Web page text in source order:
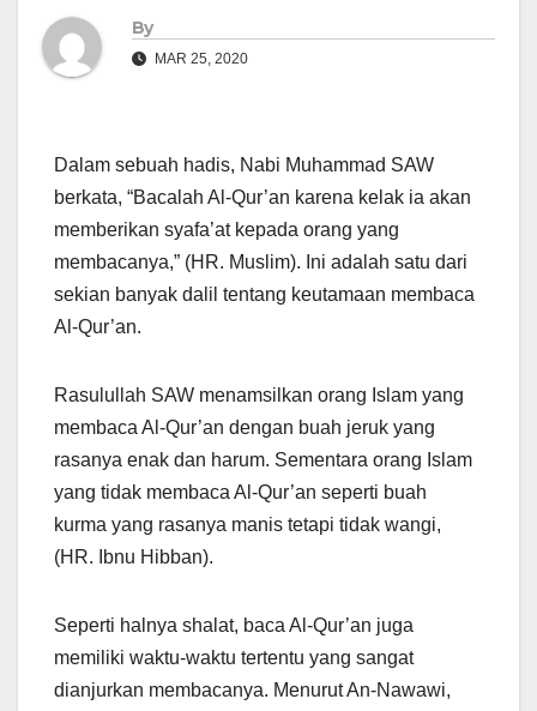
By
MAR 25, 2020
Dalam sebuah hadis, Nabi Muhammad SAW
berkata, “Bacalah Al-Qur’an karena kelak ia akan
memberikan syafa’at kepada orang yang
membacanya,” (HR. Muslim). Ini adalah satu dari
sekian banyak dalil tentang keutamaan membaca
Al-Qur’an.
Rasulullah SAW menamsilkan orang Islam yang
membaca Al-Qur’an dengan buah jeruk yang
rasanya enak dan harum. Sementara orang Islam
yang tidak membaca Al-Qur’an seperti buah
kurma yang rasanya manis tetapi tidak wangi,
(HR. Ibnu Hibban).
Seperti halnya shalat, baca Al-Qur’an juga
memiliki waktu-waktu tertentu yang sangat
dianjurkan membacanya. Menurut An-Nawawi,